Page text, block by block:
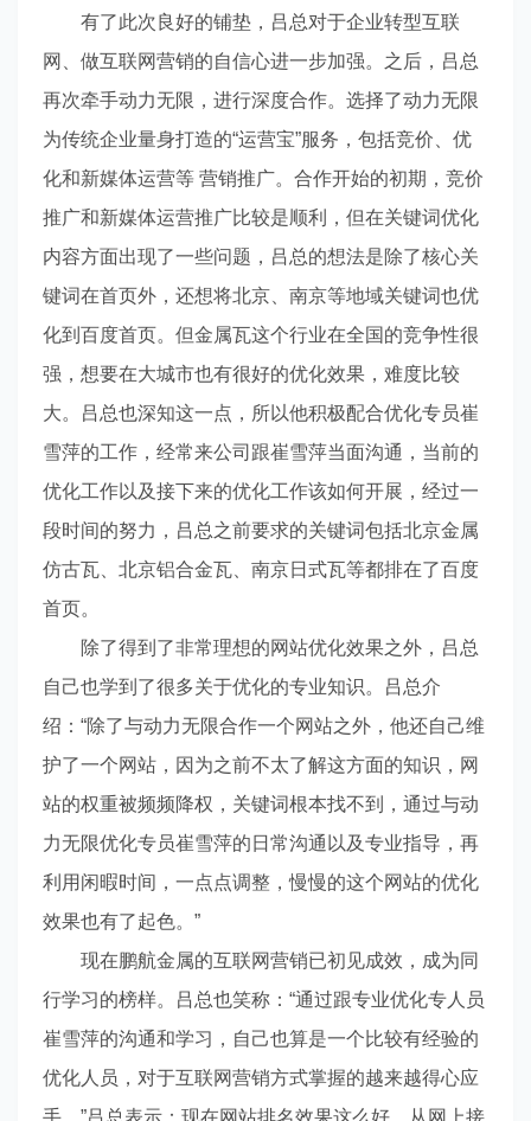
有了此次良好的铺垫，吕总对于企业转型互联
网、做互联网营销的自信心进一步加强。之后，吕总
再次牵手动力无限，进行深度合作。选择了动力无限
为传统企业量身打造的“运营宝”服务，包括竞价、优
化和新媒体运营等 营销推广。合作开始的初期，竞价
推广和新媒体运营推广比较是顺利，但在关键词优化
内容方面出现了一些问题，吕总的想法是除了核心关
键词在首页外，还想将北京、南京等地域关键词也优
化到百度首页。但金属瓦这个行业在全国的竞争性很
强，想要在大城市也有很好的优化效果，难度比较
大。吕总也深知这一点，所以他积极配合优化专员崔
雪萍的工作，经常来公司跟崔雪萍当面沟通，当前的
优化工作以及接下来的优化工作该如何开展，经过一
段时间的努力，吕总之前要求的关键词包括北京金属
仿古瓦、北京铝合金瓦、南京日式瓦等都排在了百度
首页。
除了得到了非常理想的网站优化效果之外，吕总
自己也学到了很多关于优化的专业知识。吕总介
绍：“除了与动力无限合作一个网站之外，他还自己维
护了一个网站，因为之前不太了解这方面的知识，网
站的权重被频频降权，关键词根本找不到，通过与动
力无限优化专员崔雪萍的日常沟通以及专业指导，再
利用闲暇时间，一点点调整，慢慢的这个网站的优化
效果也有了起色。”
现在鹏航金属的互联网营销已初见成效，成为同
行学习的榜样。吕总也笑称：“通过跟专业优化专人员
崔雪萍的沟通和学习，自己也算是一个比较有经验的
优化人员，对于互联网营销方式掌握的越来越得心应
手。”吕总表示：现在网站排名效果这么好，从网上接